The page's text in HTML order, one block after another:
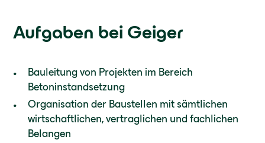
Aufgaben bei Geiger
Bauleitung von Projekten im Bereich
Betoninstandsetzung
Organisation der Baustellen mit sämtlichen
wirtschaftlichen, vertraglichen und fachlichen
Belangen